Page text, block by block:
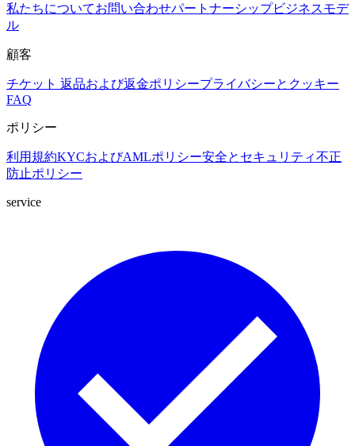
私たちについてお問い合わせパートナーシップビジネスモデ
ル
顧客
チケット 返品および返金ポリシープライバシーとクッキー
FAQ
ポリシー
利用規約KYCおよびAMLポリシー安全とセキュリティ不正
防止ポリシー
service